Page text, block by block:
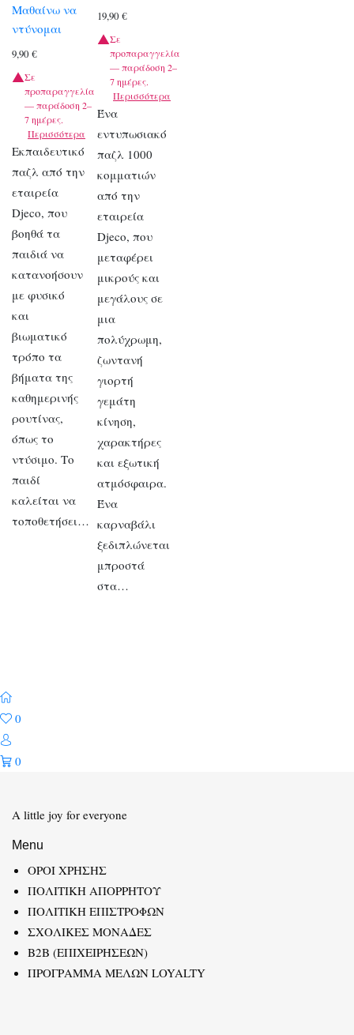
Μαθαίνω να
ντύνομαι
9,90 €
Σε
προπαραγγελία
— παράδοση 2–
7 ημέρες.
Περισσότερα
Εκπαιδευτικό
παζλ από την
εταιρεία
Djeco, που
βοηθά τα
παιδιά να
κατανοήσουν
με φυσικό
και
βιωματικό
τρόπο τα
βήματα της
καθημερινής
ρουτίνας,
όπως το
ντύσιμο. Το
παιδί
καλείται να
τοποθετήσει…
19,90€
Σε
προπαραγγελία
— παράδοση 2–
7 ημέρες.
Περισσότερα
Ένα
εντυπωσιακό
παζλ 1000
κομματιών
από την
εταιρεία
Djeco, που
μεταφέρει
μικρούς και
μεγάλους σε
μια
πολύχρωμη,
ζωντανή
γιορτή
γεμάτη
κίνηση,
χαρακτήρες
και εξωτική
ατμόσφαιρα.
Ένα
καρναβάλι
ξεδιπλώνεται
μπροστά
στα…
0
0
A little joy for everyone
Menu
ΟΡΟΙ ΧΡΗΣΗΣ
ΠΟΛΙΤΙΚΗ ΑΠΟΡΡΗΤΟΥ
ΠΟΛΙΤΙΚΗ ΕΠΙΣΤΡΟΦΩΝ
ΣΧΟΛΙΚΕΣ ΜΟΝΑΔΕΣ
B2B (ΕΠΙΧΕΙΡΗΣΕΩΝ)
ΠΡΟΓΡΑΜΜΑ ΜΕΛΩΝ LOYALTY